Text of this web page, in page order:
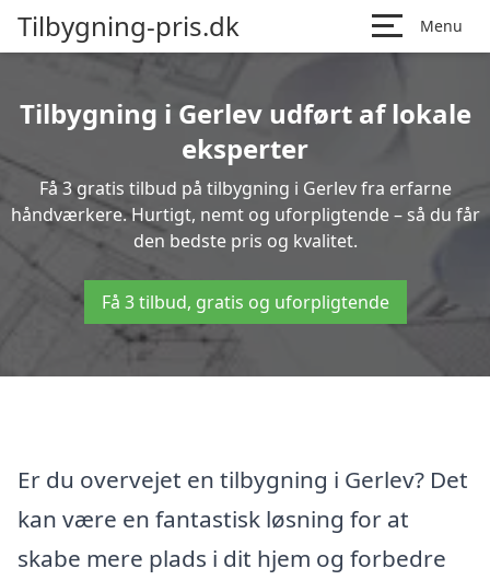
Tilbygning-pris.dk Menu
Tilbygning i Gerlev udført af lokale
eksperter
Få 3 gratis tilbud på tilbygning i Gerlev fra erfarne
håndværkere. Hurtigt, nemt og uforpligtende – så du får
den bedste pris og kvalitet.
Få 3 tilbud, gratis og uforpligtende
Er du overvejet en tilbygning i Gerlev? Det
kan være en fantastisk løsning for at
skabe mere plads i dit hjem og forbedre